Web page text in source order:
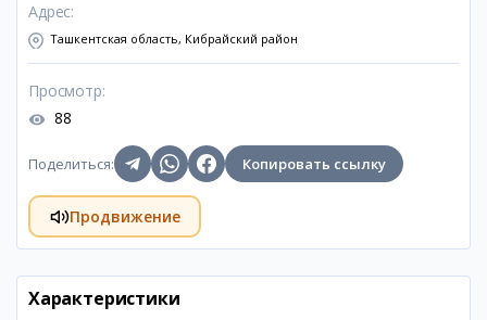
Адрес:
Ташкентская область, Кибрайский район
Просмотр:
88
Поделиться: Копировать ссылку
Продвижение
Характеристики